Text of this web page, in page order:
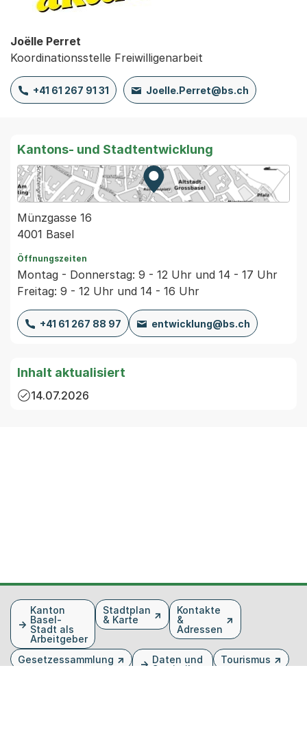
Joëlle Perret
Koordinationsstelle Freiwilligenarbeit
+41 61 267 91 31 Joelle.Perret@bs.ch
Kantons- und Stadtentwicklung
Zur Karte von MapBS.
Externer Link, wird in einem
Münzgasse 16
4001 Basel
Öffnungszeiten
Montag - Donnerstag: 9 - 12 Uhr und 14 - 17 Uhr
Freitag: 9 - 12 Uhr und 14 - 16 Uhr
+41 61 267 88 97 entwicklung@bs.ch
Inhalt aktualisiert
14.07.2026
FusszeileKanton
Basel-
Stadt als
Arbeitgeber
Stadtplan
& Karte
Kontakte
&
Adressen
Gesetzessammlung
Daten und
Statistiken
Tourismus